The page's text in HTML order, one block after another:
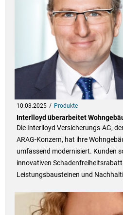
10.03.2025 Produkte
Interlloyd überarbeitet
Die Interlloyd Versicherungs-AG,
ARAG-Konzern, hat ihre
umfassend modernisiert. Kunden
innovativen
Leistungsbausteinen und